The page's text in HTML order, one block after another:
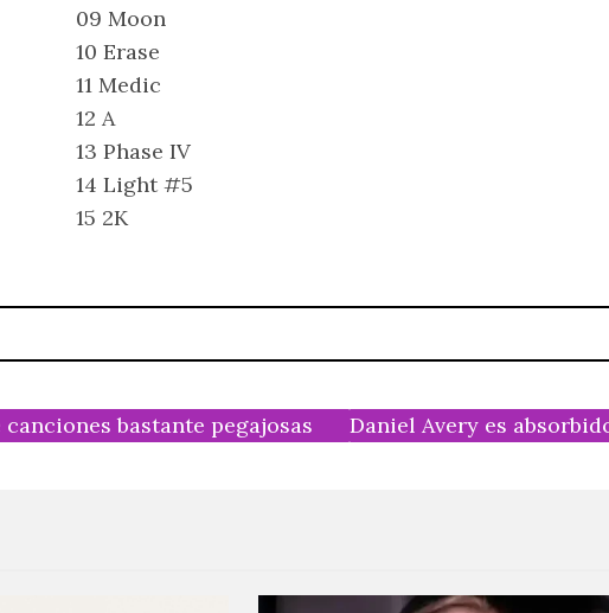
09 Moon
10 Erase
11 Medic
12 A
13 Phase IV
14 Light #5
15 2K
bastante pegajosas Daniel Avery es